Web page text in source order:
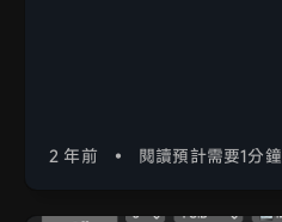
2 年前 • 閱讀預計需要1分鐘